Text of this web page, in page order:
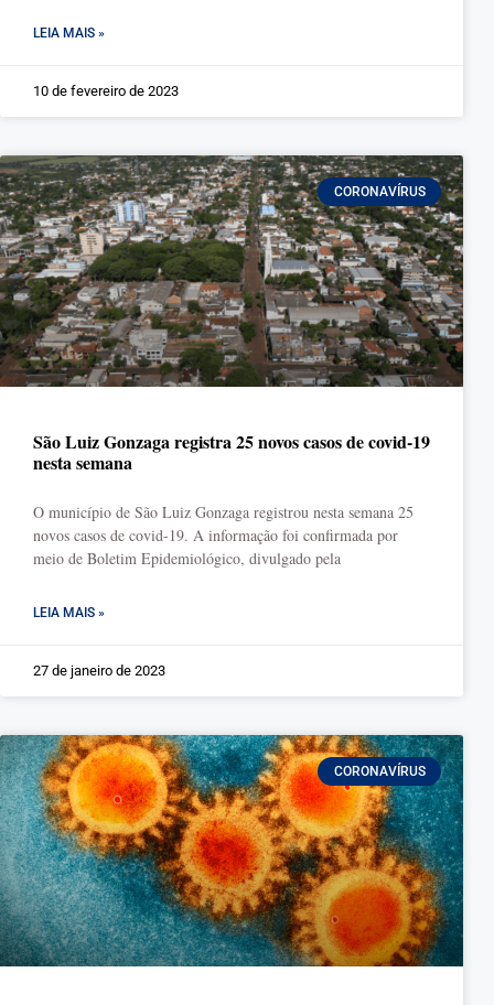
LEIA MAIS »
10 de fevereiro de 2023
CORONAVÍRUS
São Luiz Gonzaga registra 25 novos casos de covid-19
nesta semana
O município de São Luiz Gonzaga registrou nesta semana 25
novos casos de covid-19. A informação foi confirmada por
meio de Boletim Epidemiológico, divulgado pela
LEIA MAIS »
27 de janeiro de 2023
CORONAVÍRUS